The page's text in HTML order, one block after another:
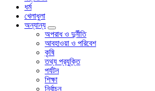
ধর্ম
খেলাধুলা
অন্যান্য
অপরাধ ও দুর্নীতি
আবহাওয়া ও পরিবেশ
কৃষি
তথ্য প্রযুক্তি
পর্যটন
শিক্ষা
নির্বাচন